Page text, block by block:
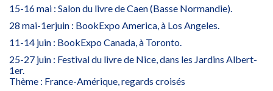
15-16 mai : Salon du livre de Caen (Basse Normandie).
28 mai-1erjuin : BookExpo America, à Los Angeles.
11-14 juin : BookExpo Canada, à Toronto.
25-27 juin : Festival du livre de Nice, dans les Jardins Albert-
1er.
Thème : France-Amérique, regards croisés